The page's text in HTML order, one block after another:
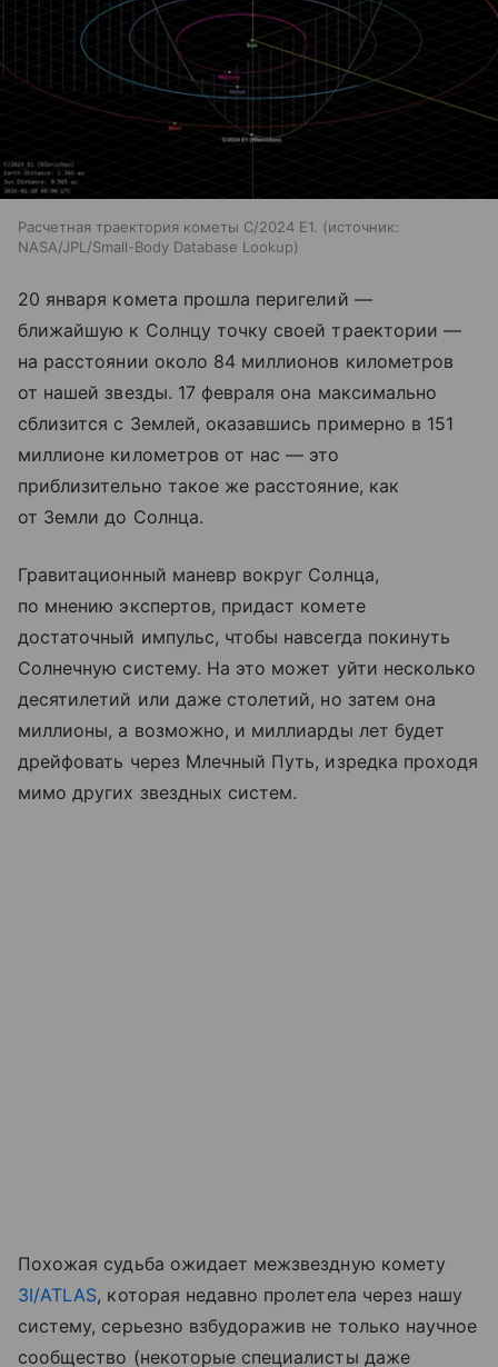
Расчетная траектория кометы C/2024 E1.
источник:
NASA/JPL/Small-Body Database Lookup
20 января комета прошла перигелий —
ближайшую к Солнцу точку своей траектории —
на расстоянии около 84 миллионов километров
от нашей звезды. 17 февраля она максимально
сблизится с Землей, оказавшись примерно в 151
миллионе километров от нас — это
приблизительно такое же расстояние, как
от Земли до Солнца.
Гравитационный маневр вокруг Солнца,
по мнению экспертов, придаст комете
достаточный импульс, чтобы навсегда покинуть
Солнечную систему. На это может уйти несколько
десятилетий или даже столетий, но затем она
миллионы, а возможно, и миллиарды лет будет
дрейфовать через Млечный Путь, изредка проходя
мимо других звездных систем.
Похожая судьба ожидает межзвездную комету
3I/ATLAS, которая недавно пролетела через нашу
систему, серьезно взбудоражив не только научное
сообщество (некоторые специалисты даже